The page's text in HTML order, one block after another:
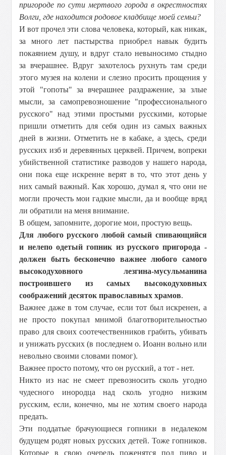
пригороде по сути мертвого города в окрестностях
Волги, где находится родовое кладбище моей семьи?
И вот прочел эти слова человека, который, как никак,
за много лет пастырства приобрел навык будить
покаянием душу, и вдруг стало невыносимо стыдно
за вчерашнее. Вдруг захотелось рухнуть там среди
этого музея на колени и слезно просить прощения у
этой "гопоты" за вчерашнее раздражение, за злые
мысли, за самопревозношение "профессионального
русского" над этими простыми русскими, которые
пришли отметить для себя один из самых важных
дней в жизни. Отметить не в кабаке, а здесь, среди
русских изб и деревянных церквей. Причем, вопреки
убийственной статистике разводов у нашего народа,
они пока еще искренне верят в то, что этот день у
них самый важный. Как хорошо, думал я, что они не
могли прочесть мои гадкие мысли, да и вообще вряд
ли обратили на меня внимание.
В общем, запомните, дорогие мои, простую вещь.
Для любого русского любой самый спивающийся
и нелепо одетый гопник из русского пригорода -
должен быть бесконечно важнее любого самого
высокодуховного лезгина-мусульманина
построившего из самых высокодуховных
соображений десяток православных храмов.
Важнее даже в том случае, если тот был искренен, а
не просто покупал мнимой благотворительностью
право для своих соотечественников грабить, убивать
и унижать русских (в последнем о. Иоанн вольно или
невольно своими словами помог).
Важнее просто потому, что он русский, а тот - нет.
Никто из нас не смеет превозносить сколь угодно
чудесного инородца над сколь угодно низким
русским, если, конечно, мы не хотим своего народа
предать.
Эти поддатые брачующиеся гопники в недалеком
будущем родят новых русских детей. Тоже гопников.
Которые в свою очередь поженятся под пиво и